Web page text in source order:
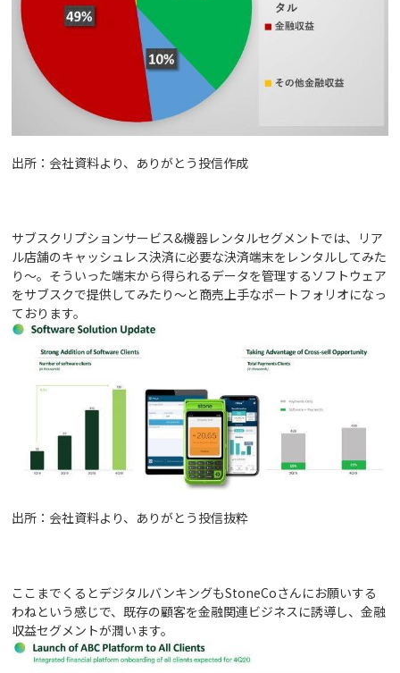
出所：会社資料より、ありがとう投信作成
サブスクリプションサービス&機器レンタルセグメントでは、リア
ル店舗のキャッシュレス決済に必要な決済端末をレンタルしてみた
り～。そういった端末から得られるデータを管理するソフトウェア
をサブスクで提供してみたり～と商売上手なポートフォリオになっ
ております。
出所：会社資料より、ありがとう投信抜粋
ここまでくるとデジタルバンキングもStoneCoさんにお願いする
わねという感じで、既存の顧客を金融関連ビジネスに誘導し、金融
収益セグメントが潤います。